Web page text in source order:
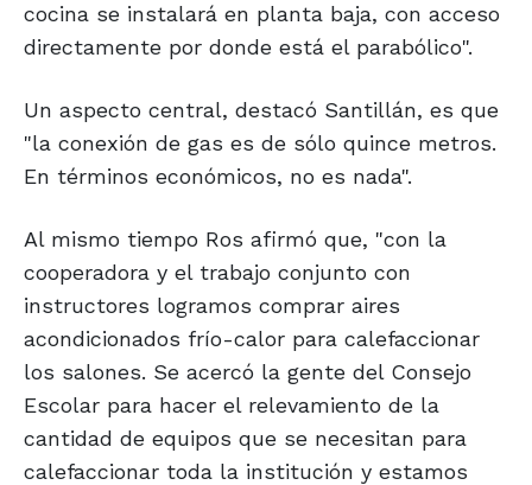
cocina se instalará en planta baja, con acceso
directamente por donde está el parabólico".
Un aspecto central, destacó Santillán, es que
"la conexión de gas es de sólo quince metros.
En términos económicos, no es nada".
Al mismo tiempo Ros afirmó que, "con la
cooperadora y el trabajo conjunto con
instructores logramos comprar aires
acondicionados frío-calor para calefaccionar
los salones. Se acercó la gente del Consejo
Escolar para hacer el relevamiento de la
cantidad de equipos que se necesitan para
calefaccionar toda la institución y estamos